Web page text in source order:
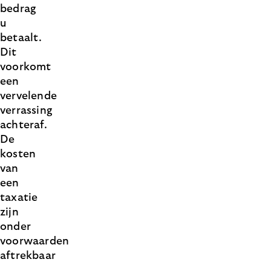
bedrag
u
betaalt.
Dit
voorkomt
een
vervelende
verrassing
achteraf.
De
kosten
van
een
taxatie
zijn
onder
voorwaarden
aftrekbaar